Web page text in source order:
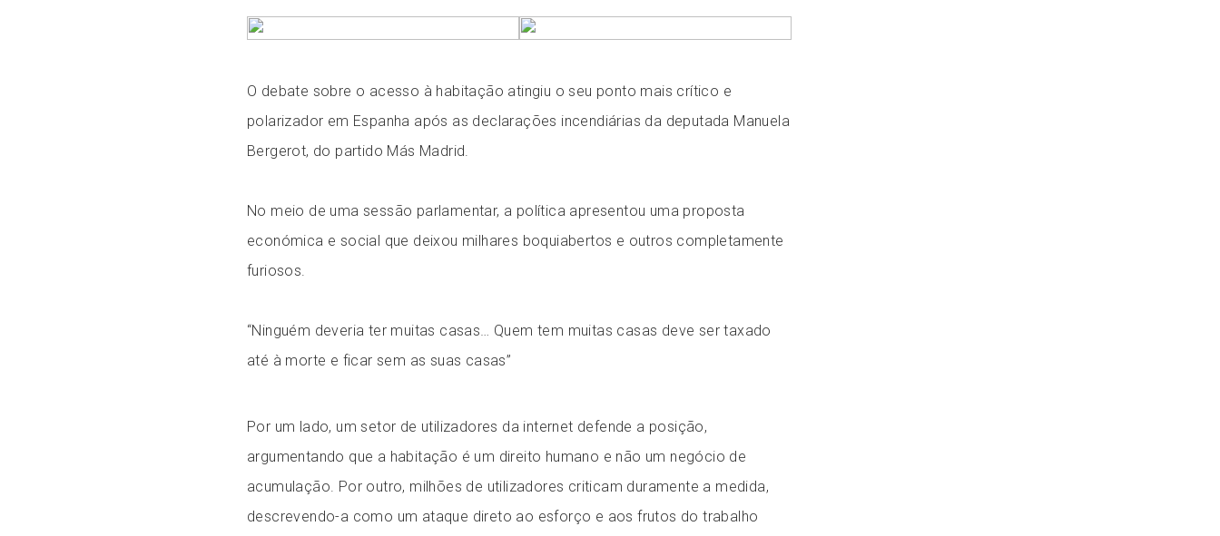
O debate sobre o acesso à habitação atingiu o seu ponto mais crítico e
polarizador em Espanha após as declarações incendiárias da deputada Manuela
Bergerot, do partido Más Madrid.
No meio de uma sessão parlamentar, a política apresentou uma proposta
económica e social que deixou milhares boquiabertos e outros completamente
furiosos.
“Ninguém deveria ter muitas casas… Quem tem muitas casas deve ser taxado
até à morte e ficar sem as suas casas”
Por um lado, um setor de utilizadores da internet defende a posição,
argumentando que a habitação é um direito humano e não um negócio de
acumulação. Por outro, milhões de utilizadores criticam duramente a medida,
descrevendo-a como um ataque direto ao esforço e aos frutos do trabalho